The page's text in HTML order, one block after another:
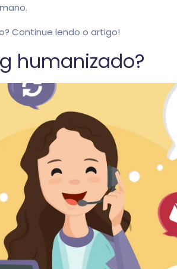
Continue lendo o artigo!
humanizado?